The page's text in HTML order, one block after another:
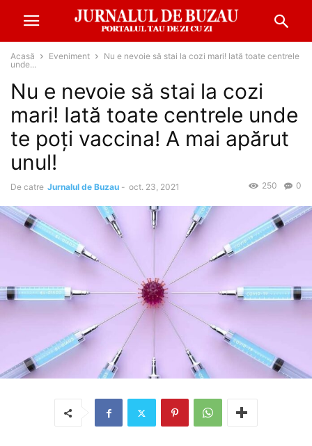
Acasă Eveniment
Nu e nevoie să stai la cozi mari! Iată toate centrele
unde...
Nu e nevoie să stai la cozi
mari! Iată toate centrele unde
te poți vaccina! A mai apărut
unul!
De catre Jurnalul de Buzau - oct. 23, 2021 0
250